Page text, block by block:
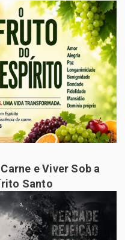
e Viver Sob a
Santo